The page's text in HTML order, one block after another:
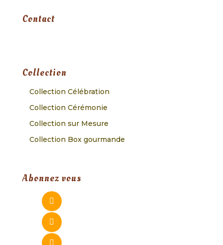
Contact
Collection
Collection Célébration
Collection Cérémonie
Collection sur Mesure
Collection Box gourmande
Abonnez vous